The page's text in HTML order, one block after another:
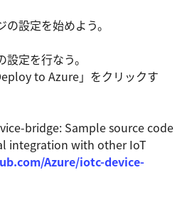
設定を始めよう。
定を行なう。
to Azure」をクリックす
bridge: Sample source code
integration with other IoT
Azure/iotc-device-